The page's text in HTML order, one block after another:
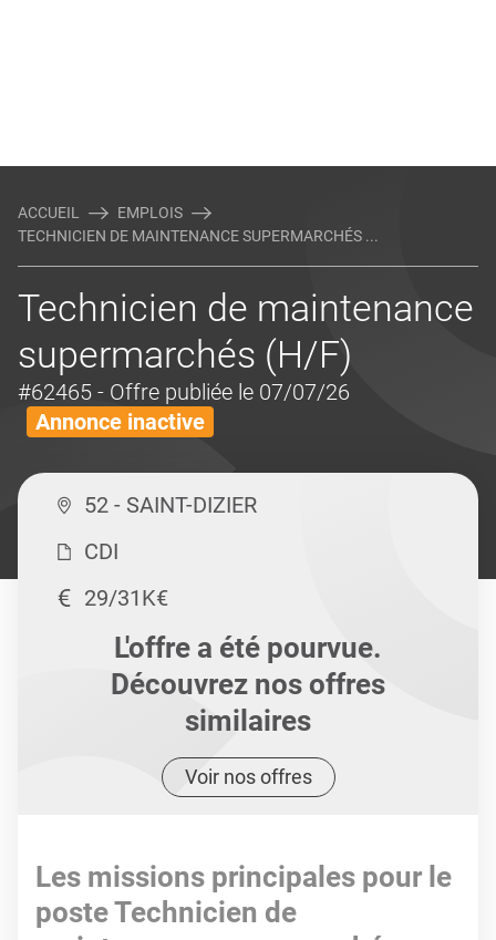
ACCUEIL
EMPLOIS
TECHNICIEN DE MAINTENANCE SUPERMARCHÉS ...
Technicien de maintenance
supermarchés (H/F)
#62465 - Offre publiée le 07/07/26
Annonce inactive
52 - SAINT-DIZIER
CDI
29/31K€
L'offre a été pourvue.
Découvrez nos offres
similaires
Voir nos offres
Les missions principales pour le
poste Technicien de